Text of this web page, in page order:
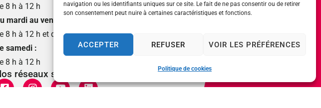
navigation ou les identifiants uniques sur ce site. Le fait de ne pas consentir ou de retirer
son consentement peut nuire à certaines caractéristiques et fonctions.
ACCEPTER REFUSER VOIR LES PRÉFÉRENCES
Politique de cookies
8 h à 12 h
mardi au vendredi :
8 h à 12 h et de 13 h 30 à 17 h 30
samedi :
8 h à 12 h
réseaux sociaux